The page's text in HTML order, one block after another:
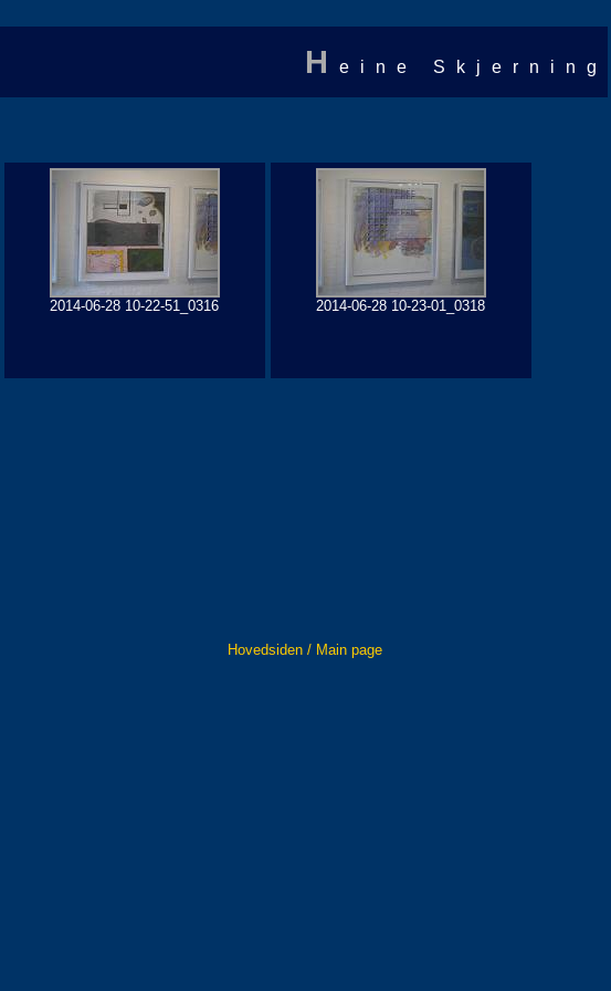
H eine Skjerning
2014-06-28 10-22-51_0316 2014-06-28 10-23-01_0318
Hovedsiden / Main page